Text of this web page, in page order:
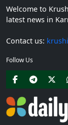
Welcome to
latest news in
Contact us:
Follow Us